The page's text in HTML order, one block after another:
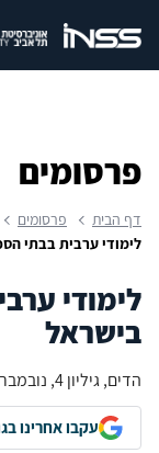
פרסומים
דף הבית פרסומים
לימודי ערבית בבתי
לימודי
בישראל
הדים, גיליון 4, נובמבר 2018
עקבו אחרינו